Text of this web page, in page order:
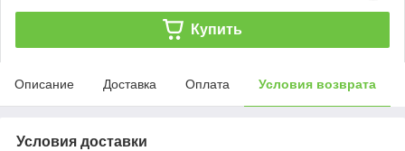
Купить
Описание Доставка Оплата Условия возврата
Условия доставки